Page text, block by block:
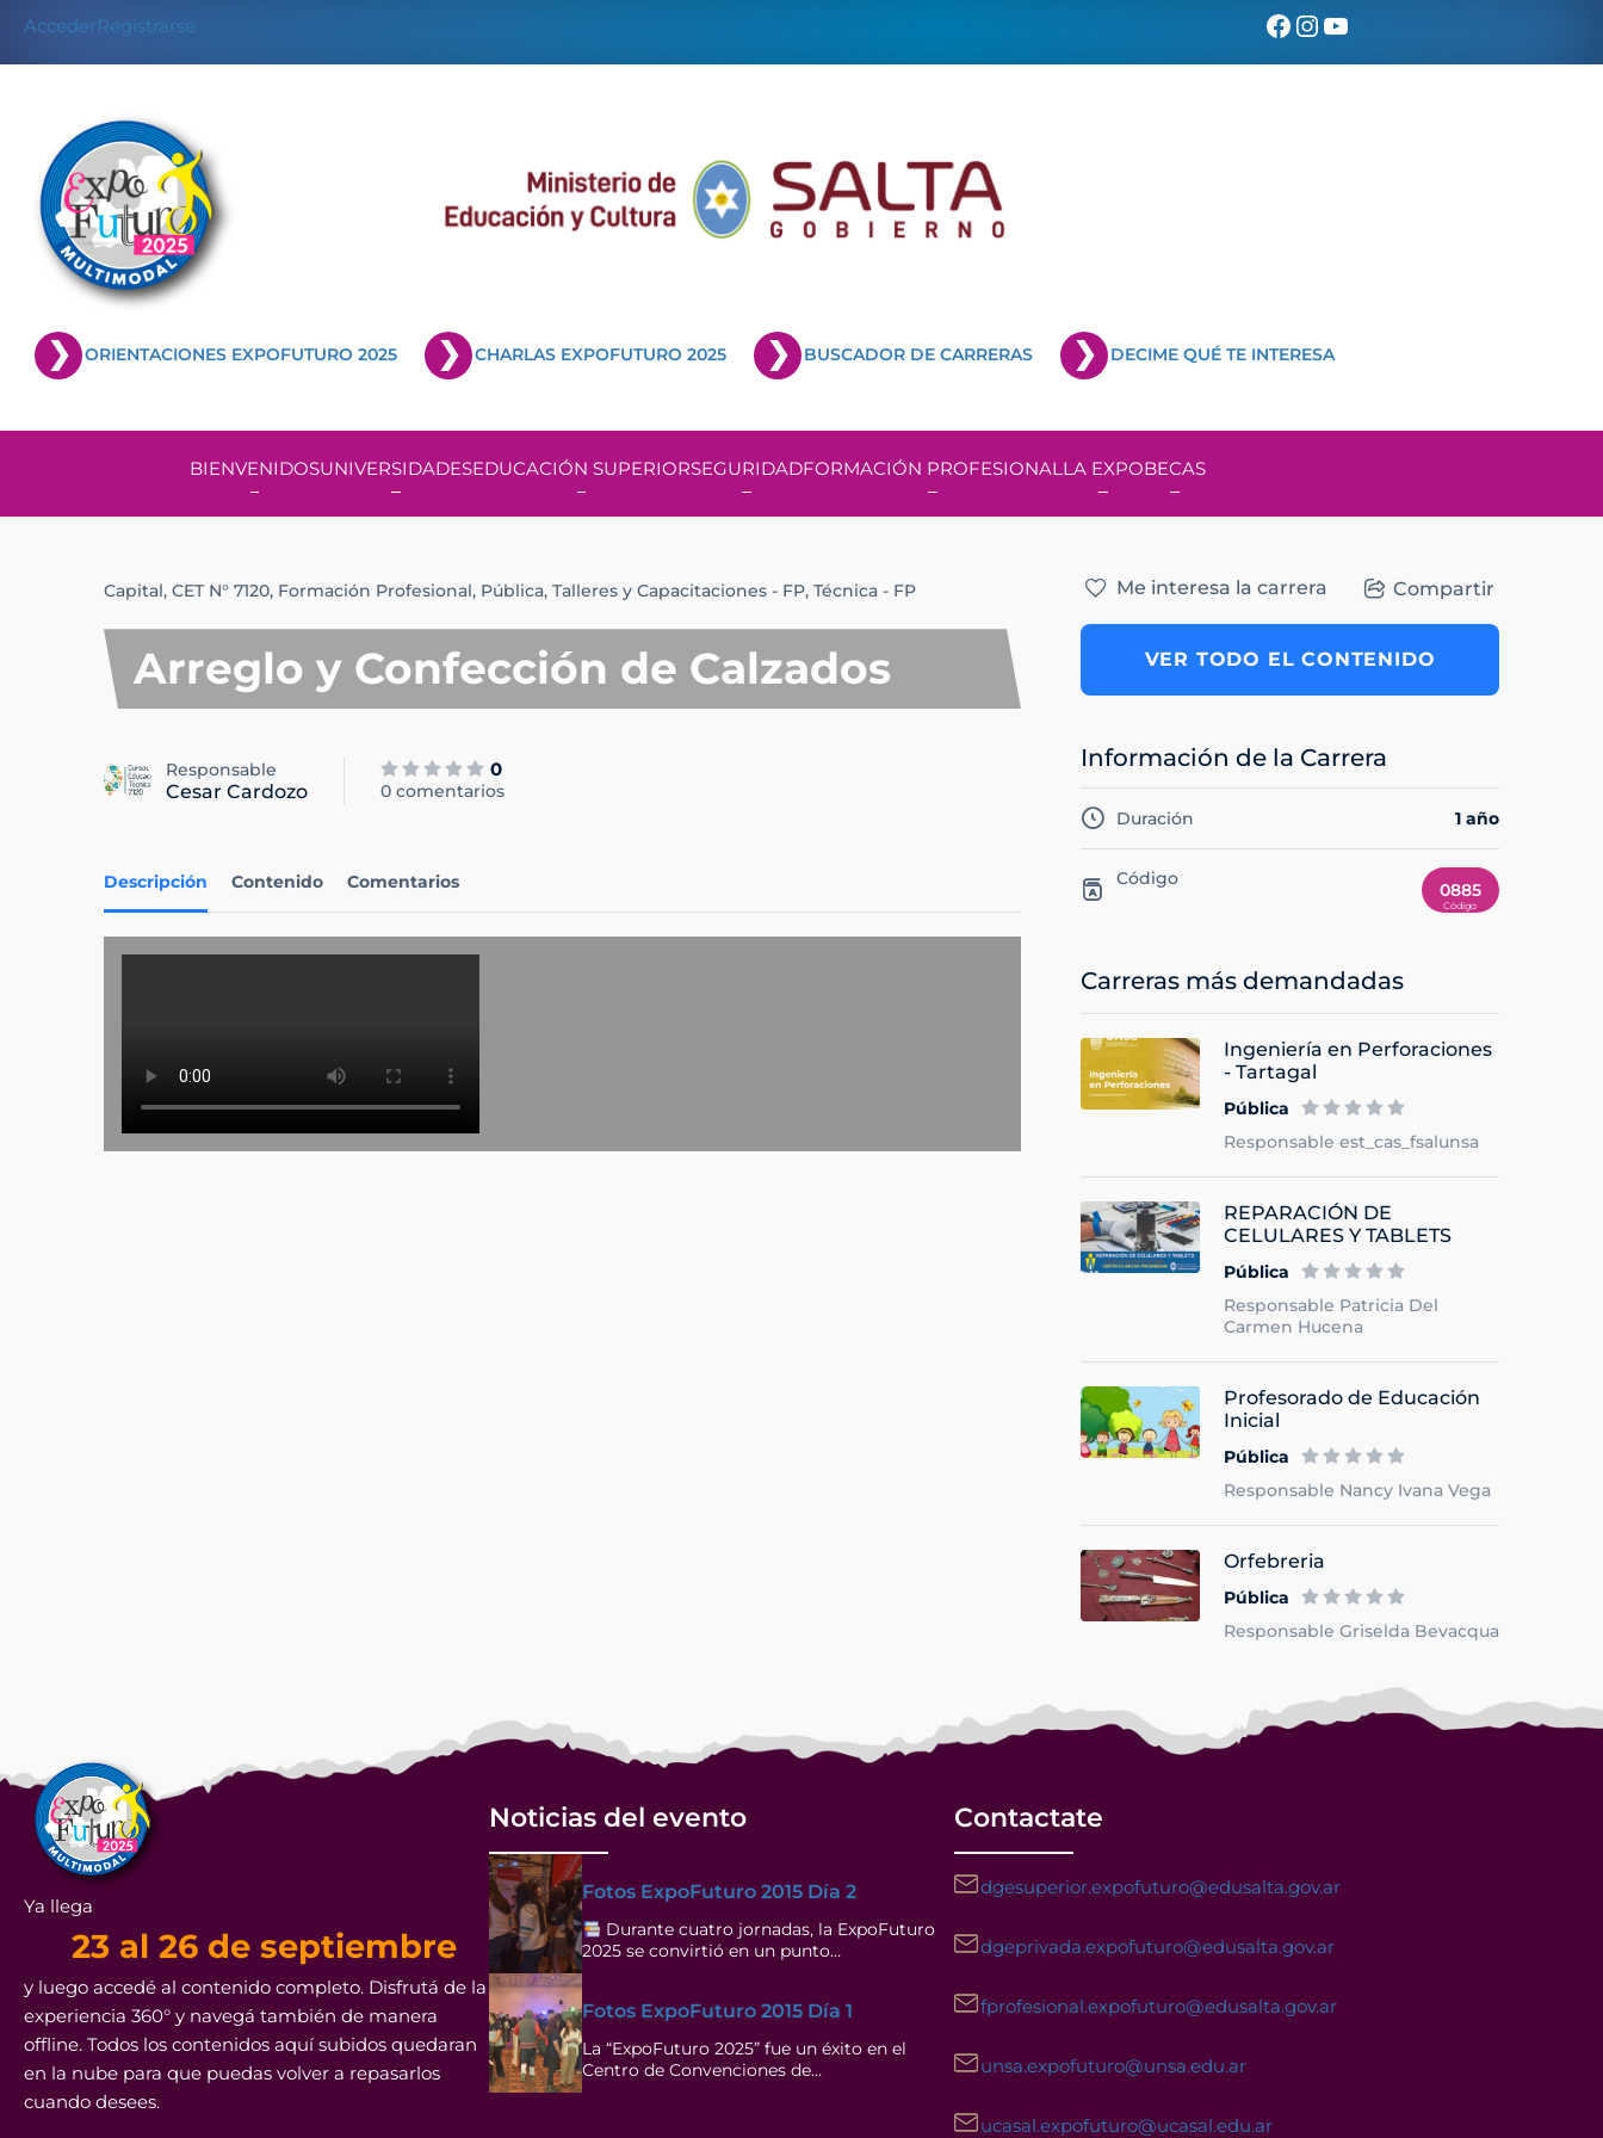
AccederRegistrarse Facebook
Instagram
YouTube
ORIENTACIONES EXPOFUTURO 2025 CHARLAS EXPOFUTURO 2025 BUSCADOR DE CARRERAS DECIME QUÉ TE INTERESA
BIENVENIDOSUNIVERSIDADESEDUCACIÓN SUPERIORSEGURIDADFORMACIÓN PROFESIONALLA EXPOBECAS
Capital, CET N° 7120, Formación Profesional, Pública, Talleres y Capacitaciones - FP, Técnica - FP
Arreglo y Confección de Calzados
Responsable
Cesar Cardozo
0
0 comentarios
Descripción Contenido Comentarios
Me interesa la carrera Compartir
VER TODO EL CONTENIDO
Información de la Carrera
Duración 1 año
Código
0885
Carreras más demandadas
Ingeniería en Perforaciones
- Tartagal
Pública
Responsable est_cas_fsalunsa
REPARACIÓN DE
CELULARES Y TABLETS
Pública
Responsable Patricia Del
Carmen Hucena
Profesorado de Educación
Inicial
Pública
Responsable Nancy Ivana Vega
Orfebreria
Pública
Responsable Griselda Bevacqua
Ya llega
23 al 26 de septiembre
y luego accedé al contenido completo. Disfrutá de la
experiencia 360° y navegá también de manera
offline. Todos los contenidos aquí subidos quedaran
en la nube para que puedas volver a repasarlos
cuando desees.
Noticias del evento
Fotos ExpoFuturo 2015 Día 2
Durante cuatro jornadas, la ExpoFuturo
2025 se convirtió en un punto…
Fotos ExpoFuturo 2015 Día 1
La “ExpoFuturo 2025” fue un éxito en el
Centro de Convenciones de…
Contactate
dgesuperior.expofuturo@edusalta.gov.ar
dgeprivada.expofuturo@edusalta.gov.ar
fprofesional.expofuturo@edusalta.gov.ar
unsa.expofuturo@unsa.edu.ar
ucasal.expofuturo@ucasal.edu.ar